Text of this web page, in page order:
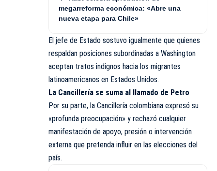
megarreforma económica: «Abre una
nueva etapa para Chile»
El jefe de Estado sostuvo igualmente que quienes
respaldan posiciones subordinadas a Washington
aceptan tratos indignos hacia los migrantes
latinoamericanos en Estados Unidos.
La Cancillería se suma al llamado de Petro
Por su parte, la Cancillería colombiana expresó su
«profunda preocupación» y rechazó cualquier
manifestación de apoyo, presión o intervención
externa que pretenda influir en las elecciones del
país.